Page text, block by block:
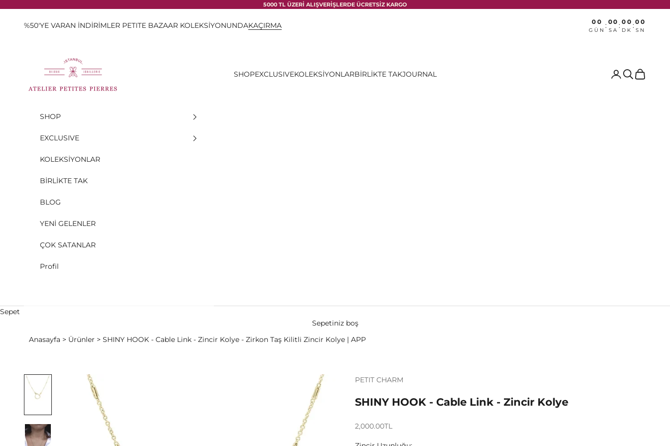
5000 TL ÜZERİ ALIŞVERİŞLERDE ÜCRETSİZ KARGO
%50'YE VARAN İNDİRİMLER PETITE BAZAAR KOLEKSİYONUNDAKAÇIRMA 00
GÜN
: 00
SA
: 00
DK
:00
SN
Atelier Petites Pierres
SHOPEXCLUSIVEKOLEKSİYONLARBİRLİKTE TAKJOURNAL Ara Sepet
SHOP
EXCLUSIVE
KOLEKSİYONLAR
BİRLİKTE TAK
BLOG
YENİ GELENLER
ÇOK SATANLAR
Profil
Sepet
Sepetiniz boş
Anasayfa
Ürünler SHINY HOOK - Cable Link - Zincir Kolye - Zirkon Taş Kilitli Zincir Kolye | APP
PETIT CHARM
SHINY HOOK - Cable Link - Zincir Kolye
İndirimli fiyat
2,000.00TL